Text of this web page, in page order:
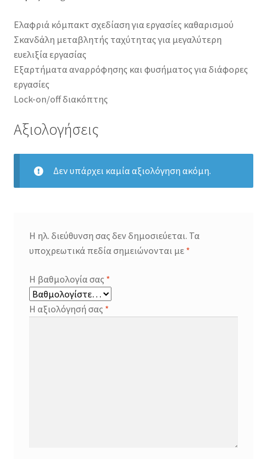
Ελαφριά κόμπακτ σχεδίαση για εργασίες καθαρισμού
Σκανδάλη μεταβλητής ταχύτητας για μεγαλύτερη
ευελιξία εργασίας
Εξαρτήματα αναρρόφησης και φυσήματος για διάφορες
εργασίες
Lock-on/off διακόπτης
Αξιολογήσεις
Δεν υπάρχει καμία αξιολόγηση ακόμη.
Η ηλ. διεύθυνση σας δεν δημοσιεύεται. Τα
υποχρεωτικά πεδία σημειώνονται με *
Η βαθμολογία σας *
Η αξιολόγησή σας *